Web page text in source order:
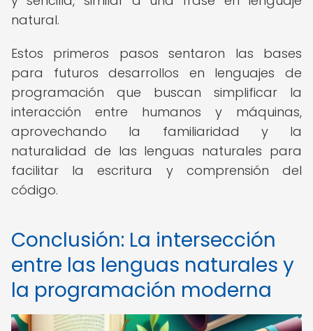
natural.
Estos primeros pasos sentaron las bases
para futuros desarrollos en lenguajes de
programación que buscan simplificar la
interacción entre humanos y máquinas,
aprovechando la familiaridad y la
naturalidad de las lenguas naturales para
facilitar la escritura y comprensión del
código.
Conclusión: La intersección
entre las lenguas naturales y
la programación moderna